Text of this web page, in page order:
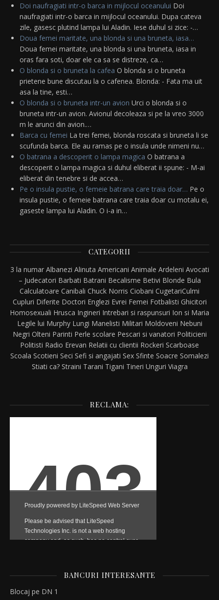
Doi naufragiati intr-o barca in mijlocul oceanului Doi
naufragiati intr-o barca in mijlocul oceanului. Dupa cateva
zile, gasesc plutind lampa lui Aladin. Iese duhul si zice: -…
Doua femei maritate, una blonda si una bruneta, iasa…
Doua femei maritate, una blonda si una bruneta, iasa in
oras fara soti, doar ele ca sa se distreze, ca…
O blonda si o bruneta la cafea O blonda si o bruneta
prietene bune discutau la o cafenea. Blonda: - Fata ma uit
asa la tine, esti…
O blonda si o bruneta intr-un avion Urci o blonda si o
bruneta intr-un avion. Avionul decoleaza si pe la vreo 3000
m le arunci din avion.…
Barca cu femei La trei femei, blonda roscata si bruneta li se
scufunda barca. Ele au ramas pe o insula unde nimeni nu…
O batrana a descoperit o lampa magica O batrana a
descoperit o lampa magica si duhul eliberat ii spune: - M-ai
eliberat din tenebre si de accea…
Pe o insula pustie, o femeie batrana care traia doar… Pe o
insula pustie, o femeie batrana care traia doar cu motalu ei,
gaseste lampa lui Aladin. O i-a in…
CATEGORII
3 la numar Albanezi Alinuta Americani Animale Ardeleni Avocati
– Judecatori Barbati Batrani Becalisme Betivi Blonde Bula
Calculatoare Canibali Chuck Norris Ciobani CugetariCulmi
Cupluri Diferite Doctori Englezi Evrei Femei Fotbalisti Ghicitori
Homosexuali Hrusca Ingineri Intrebari si raspunsuri Ion si Maria
Legile lui Murphy Lungi Manelisti Militari Moldoveni Nebuni
Negri Olteni Parinti Perle scolare Pescari si vanatori Politicieni
Politisti Radio Erevan Relatii cu clientii Rockeri Scarboase
Scoala Scotieni Seci Sefi si angajati Sex Sfinte Soacre Somalezi
Stiati ca? Straini Tarani Tigani Tineri Unguri Viagra
RECLAMA:
BANCURI INTERESANTE
Blocaj pe DN 1